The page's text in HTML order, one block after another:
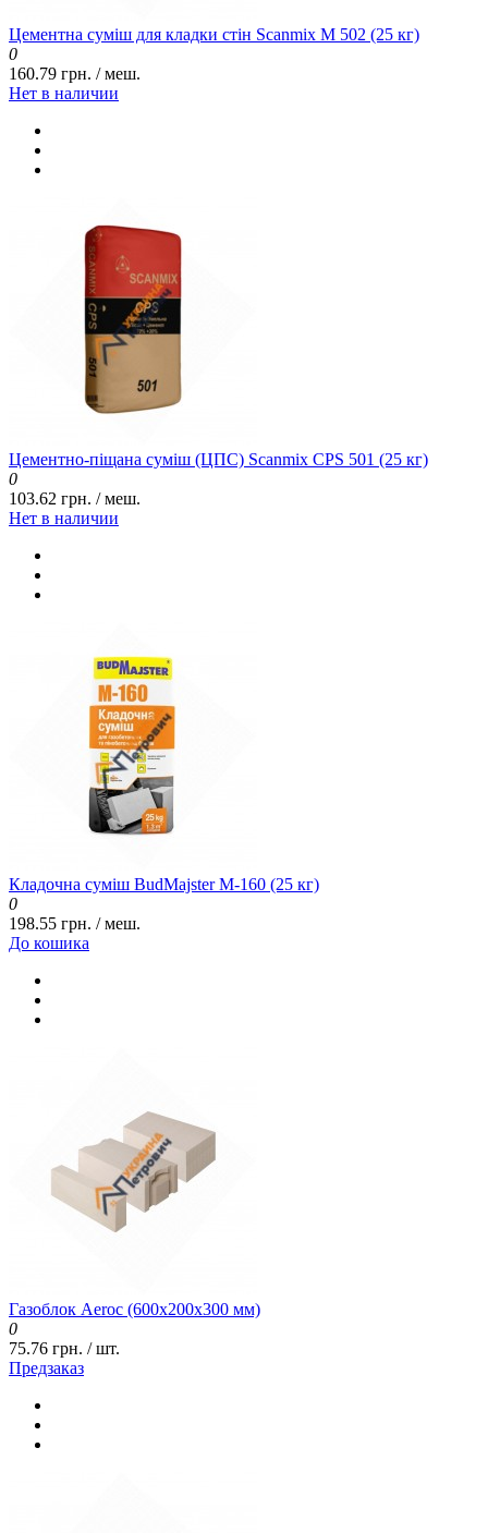
Цементна суміш для кладки стін Scanmix M 502 (25 кг)
0
160.79 грн. / меш.
Нет в наличии
Цементно-піщана суміш (ЦПС) Scanmix CPS 501 (25 кг)
0
103.62 грн. / меш.
Нет в наличии
Кладочна суміш BudMajster M-160 (25 кг)
0
198.55 грн. / меш.
До кошика
Газоблок Aeroc (600x200x300 мм)
0
75.76 грн. / шт.
Предзаказ